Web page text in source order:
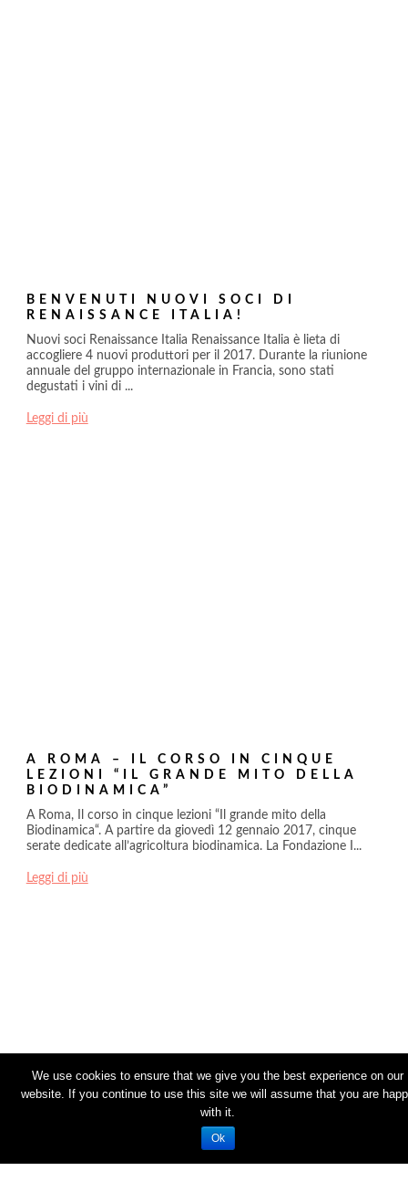
BENVENUTI NUOVI SOCI DI
RENAISSANCE ITALIA!
Nuovi soci Renaissance Italia Renaissance Italia è lieta di
accogliere 4 nuovi produttori per il 2017. Durante la riunione
annuale del gruppo internazionale in Francia, sono stati
degustati i vini di ...
Leggi di più
A ROMA – IL CORSO IN CINQUE
LEZIONI “IL GRANDE MITO DELLA
BIODINAMICA”
A Roma, Il corso in cinque lezioni “Il grande mito della
Biodinamica“. A partire da giovedì 12 gennaio 2017, cinque
serate dedicate all’agricoltura biodinamica. La Fondazione I...
Leggi di più
-PRIVACY
We use cookies to ensure that we give you the best experience on our
website. If you continue to use this site we will assume that you are
with it.
Ok